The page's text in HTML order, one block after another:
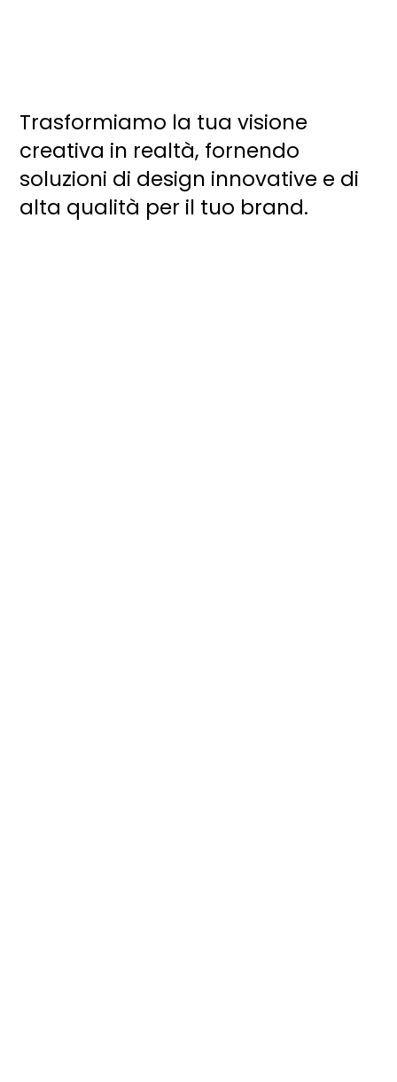
Trasformiamo la tua visione
creativa in realtà, fornendo
soluzioni di design innovative e di
alta qualità per il tuo brand.